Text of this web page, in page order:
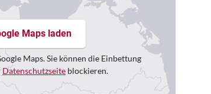
Maps laden
Maps. Sie können die Einbettung
Datenschutzseite blockieren.